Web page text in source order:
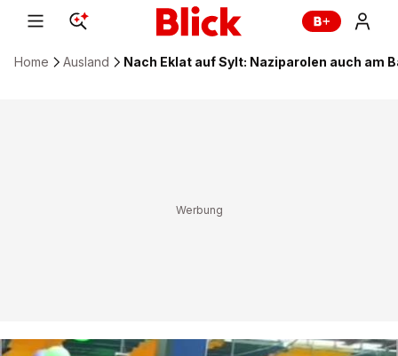
Home Ausland Nach Eklat auf Sylt: Naziparolen auch am